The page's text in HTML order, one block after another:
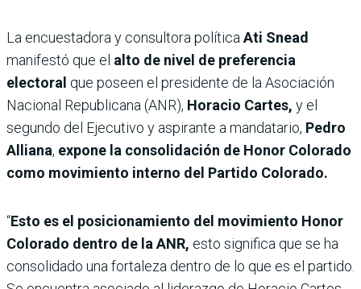
La encuestadora y consultora política Ati Snead
manifestó que el alto de nivel de preferencia
electoral que poseen el presidente de la Asociación
Nacional Republicana (ANR), Horacio Cartes, y el
segundo del Ejecutivo y aspirante a mandatario, Pedro
Alliana, expone la consolidación de Honor Colorado
como movimiento interno del Partido Colorado.
“Esto es el posicionamiento del movimiento Honor
Colorado dentro de la ANR, esto significa que se ha
consolidado una fortaleza dentro de lo que es el partido.